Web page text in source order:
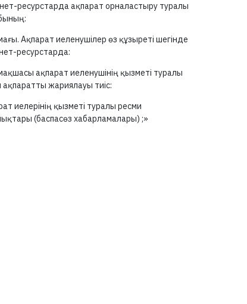
ресурстарда ақпарат орналастыру туралы
Ақпарат иеленушілер өз құзыреті шегінде
ресурстарда:
ақпарат иеленушінің қызметі туралы
жариялауы тиіс:
иелерінің қызметі туралы ресми
(баспасөз хабарламалары) ;»